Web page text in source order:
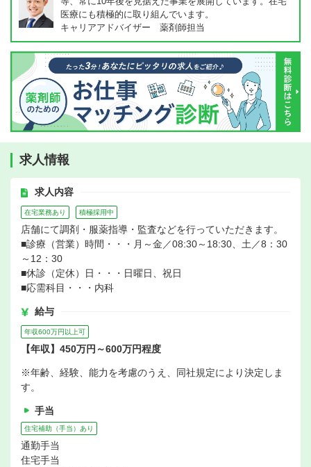
医療にも積極的に取り組んでいます。
キャリアアドバイザー 薬剤師担当
求人情報
求人内容
在宅業務あり 積極採用中
店舗にて調剤・服薬指導・監査などを行っていただきます。
■診療（営業）時間・・・月～金／08:30～18:30、土／8：30
～12：30
■休診（定休）日・・・日曜日、祝日
■応需科目・・・内科
給与
年収600万円以上可
【年収】450万円～600万円程度
※年齢、経験、能力を考慮のうえ、同社規定により決定しま
す。
手当
住宅補助（手当）あり
通勤手当
住宅手当